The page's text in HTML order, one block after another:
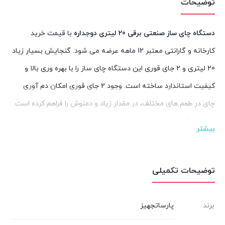
توضیحات
دستگاه چای ساز صنعتی برقی 20 لیتری دوجداره
با قیمت خرید
کارخانه و گارانتی معتبر 12 ماهه عرضه می شود. گنجایش بسیار زیاد
20 لیتری و 2 جای قوری این دستگاه چای ساز را با بهره وری بالا و
کیفیت استاندارد ساخته است. وجود 2 جای قوری امکان دم آوری
چای در طعم های مختلف، در مقدار زیاد و دمنوش را فراهم کرده است.
مشخصات ظاهری چای ساز صنعتی 20 لیتری برقی
بیشتر
توضیحات تکمیلی
برند پارساتجهیز